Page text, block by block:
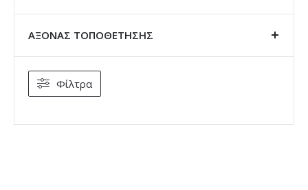
ΑΞΟΝΑΣ ΤΟΠΟΘΕΤΗΣΗΣ
Φίλτρα